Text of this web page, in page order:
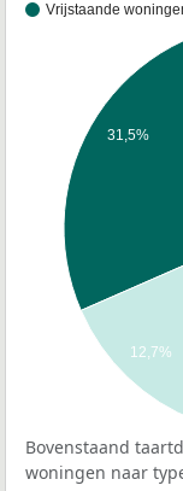
Vrijstaande
31,5%
12,7%
Bovenstaand
woningen naar